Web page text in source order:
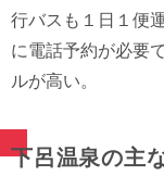
行バスも１日１便
に電話予約が必要
ルが高い。
下呂温泉の主